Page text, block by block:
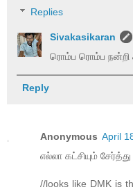
Replies
Sivakasikaran
ரொம்ப ரொம்ப நன்றி
Reply
Anonymous April
எல்லா கட்சியும் சேர்த்து
//looks like DMK is